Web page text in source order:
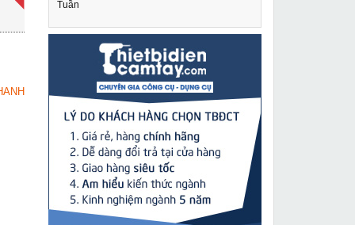
Tuần
MUA NGAY
rẻ Tig-200SE
4,869,000 VNĐ
5,350,000 VNĐ
MUA NGAY
Kìm cộng lực Stanley
14 308 S
178,000 VNĐ
225,000 VNĐ
Máy khoan rút lõi
Kamiko MOD-8160V